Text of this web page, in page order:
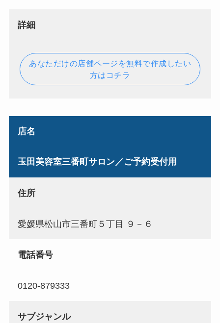
詳細
あなただけの店舗ページを無料で作成したい
方はコチラ
店名
玉田美容室三番町サロン／ご予約受付用
住所
愛媛県松山市三番町５丁目 ９－６
電話番号
0120-879333
サブジャンル